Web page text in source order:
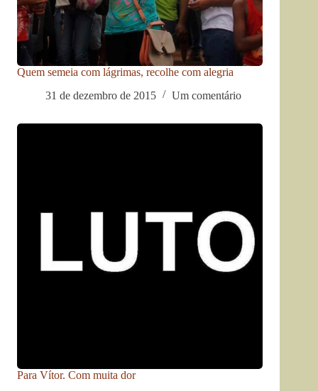
Quem semeia com lágrimas, recolhe com alegria
31 de dezembro de 2015
Um comentário
Para Vítor. Com muita dor